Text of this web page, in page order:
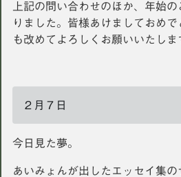
上記の問い合わせのほか、年始
りました。皆様あけましておめ
も改めてよろしくお願いいたしま
２月７日
今日見た夢。
あいみょんが出したエッセイ集